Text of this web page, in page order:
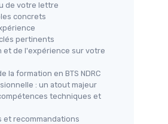
de votre lettre
concrets
pertinents
et de l'expérience sur votre
la formation en BTS NDRC
: un atout majeur
techniques et
et recommandations